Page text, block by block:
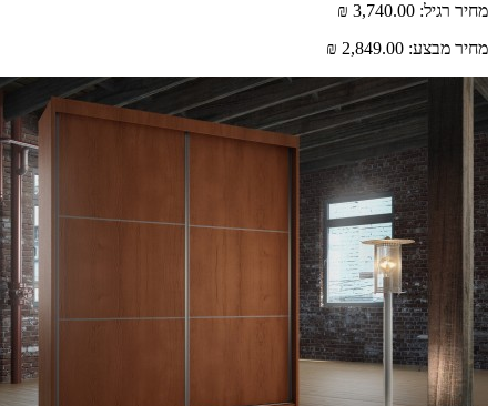
רגיל: 3,740.00 ₪
מבצע: 2,849.00 ₪